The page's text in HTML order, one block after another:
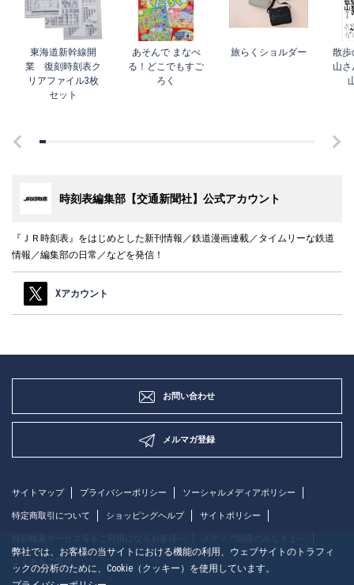
東海道新幹線開
業 復刻時刻表ク
リアファイル3枚
セット
あそんで まなべ
る！どこでもすご
ろく
旅らくショルダー
散歩
山さ
時刻表編集部【交通新聞社】公式アカウント
『ＪＲ時刻表』をはじめとした新刊情報／鉄道漫画連載／タイムリーな鉄道
情報／編集部の日常／などを発信！
Xアカウント
お問い合わせ
メルマガ登録
サイトマップ プライバシーポリシー ソーシャルメディアポリシー
特定商取引について ショッピングヘルプ サイトポリシー
よくあるご質問
弊社では、お客様の当サイトにおける機能の利用、ウェブサイトのトラフィ
ックの分析のために、Cookie（クッキー）を使用しています。